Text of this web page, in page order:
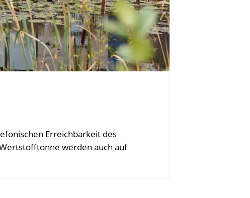
Erreichbarkeit des
werden auch auf